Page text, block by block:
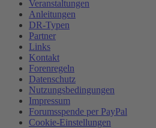
Veranstaltungen
Anleitungen
DR-Typen
Partner
Links
Kontakt
Forenregeln
Datenschutz
Nutzungsbedingungen
Impressum
Forumsspende per PayPal
Cookie-Einstellungen